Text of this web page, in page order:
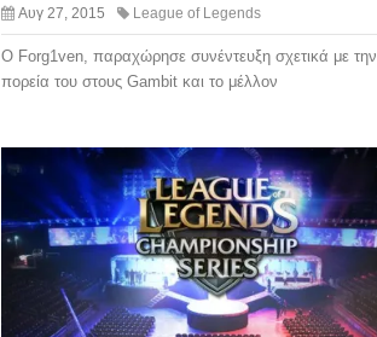
Αυγ 27, 2015 League of Legends
O Forg1ven, παραχώρησε συνέντευξη σχετικά με την
πορεία του στους Gambit και το μέλλον